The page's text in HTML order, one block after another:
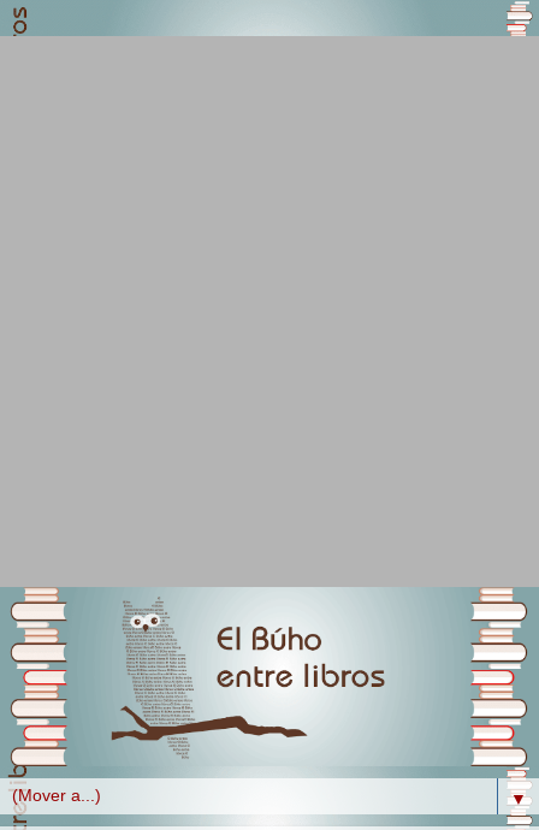
▼